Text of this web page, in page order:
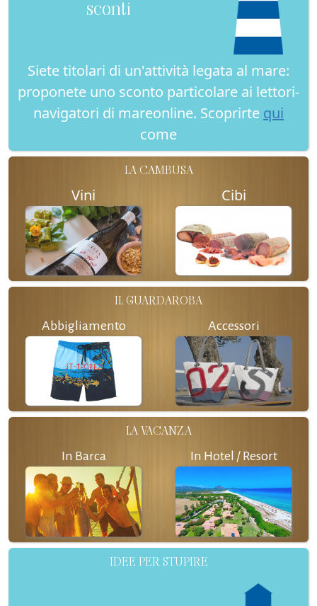
sconti
Siete titolari di un'attività legata al mare:
proponete uno sconto particolare ai lettori-
navigatori di mareonline. Scoprirte qui
come
LA CAMBUSA
Vini Cibi
IL GUARDAROBA
Abbigliamento Accessori
LA VACANZA
In Barca In Hotel / Resort
IDEE PER STUPIRE